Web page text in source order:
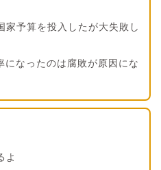
家予算を投入したが大失敗し
なったのは腐敗が原因にな
よ